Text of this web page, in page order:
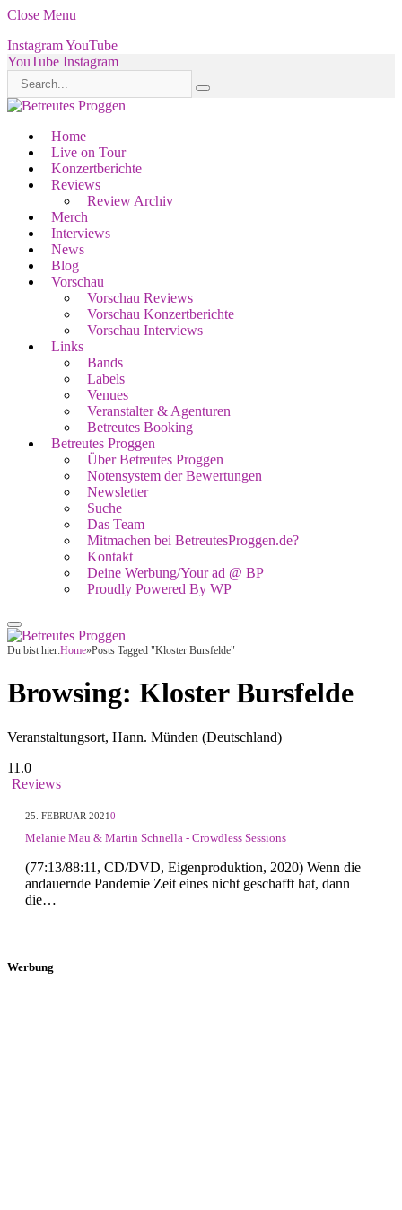
Close Menu
InstagramYouTube
YouTube Instagram
Home
Live on Tour
Konzertberichte
Reviews
Review Archiv
Merch
Interviews
News
Blog
Vorschau
Vorschau Reviews
Vorschau Konzertberichte
Vorschau Interviews
Links
Bands
Labels
Venues
Veranstalter & Agenturen
Betreutes Booking
Betreutes Proggen
Über Betreutes Proggen
Notensystem der Bewertungen
Newsletter
Suche
Das Team
Mitmachen bei BetreutesProggen.de?
Kontakt
Deine Werbung/Your ad @ BP
Proudly Powered By WP
Du bist hier:Home»Posts Tagged "Kloster Bursfelde"
Browsing: Kloster Bursfelde
Veranstaltungsort, Hann. Münden (Deutschland)
11.0
Reviews
25. FEBRUAR 20210
Melanie Mau & Martin Schnella - Crowdless Sessions
(77:13/88:11, CD/DVD, Eigenproduktion, 2020) Wenn die
andauernde Pandemie Zeit eines nicht geschafft hat, dann
die…
Werbung